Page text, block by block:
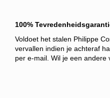
100%
Voldoet het stalen Philippe
vervallen indien je achteraf
per e-mail. Wil je een andere